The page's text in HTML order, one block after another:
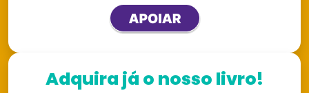
Adquira já o nosso livro!